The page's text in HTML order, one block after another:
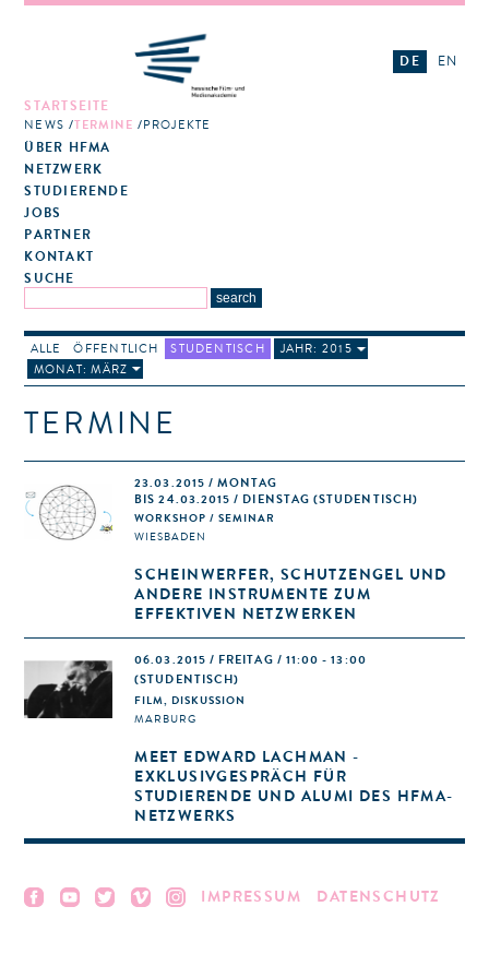
STARTSEITE
NEWS TERMINE PROJEKTE
ÜBER HFMA
NETZWERK
STUDIERENDE
JOBS
PARTNER
KONTAKT
SUCHE
DE EN
ALLE ÖFFENTLICH STUDENTISCH
JAHR: 2015
MONAT: MÄRZ
TERMINE
23.03.2015 / MONTAG
BIS 24.03.2015 / DIENSTAG (STUDENTISCH)
WORKSHOP / SEMINAR
WIESBADEN
SCHEINWERFER, SCHUTZENGEL UND
ANDERE INSTRUMENTE ZUM
EFFEKTIVEN NETZWERKEN
06.03.2015 / FREITAG / 11:00 - 13:00
(STUDENTISCH)
FILM, DISKUSSION
MARBURG
MEET EDWARD LACHMAN -
EXKLUSIVGESPRÄCH FÜR
STUDIERENDE UND ALUMI DES HFMA-
NETZWERKS
IMPRESSUM DATENSCHUTZ